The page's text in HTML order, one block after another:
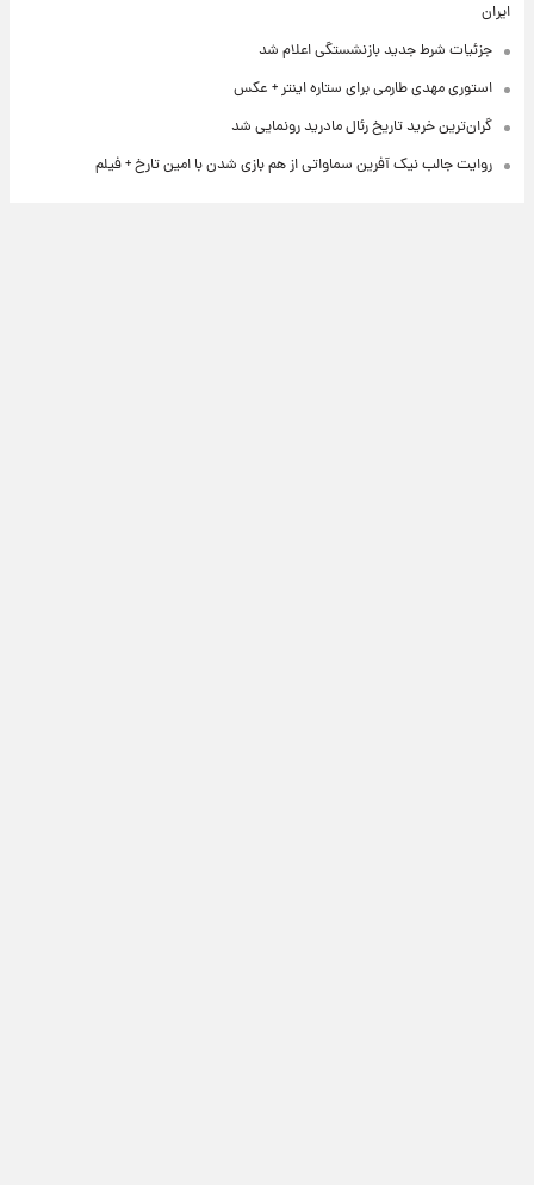
ایران
جزئیات شرط جدید بازنشستگی اعلام شد
استوری مهدی طارمی برای ستاره اینتر + عکس
گران‌ترین خرید تاریخ رئال مادرید رونمایی شد
روایت جالب نیک آفرین سماواتی از هم بازی شدن با امین تارخ + فیلم